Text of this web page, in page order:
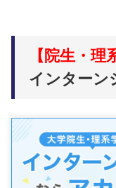
【院生・理
インターン